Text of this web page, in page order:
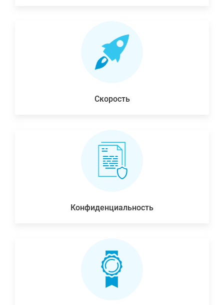
Скорость
Конфиденциальность